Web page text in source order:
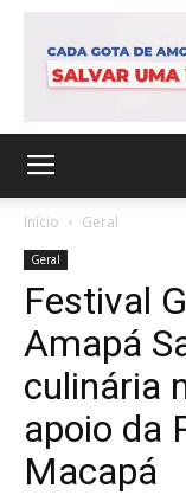
Início Geral
Geral
Festival
Amapá
culinária
apoio da
Macapá